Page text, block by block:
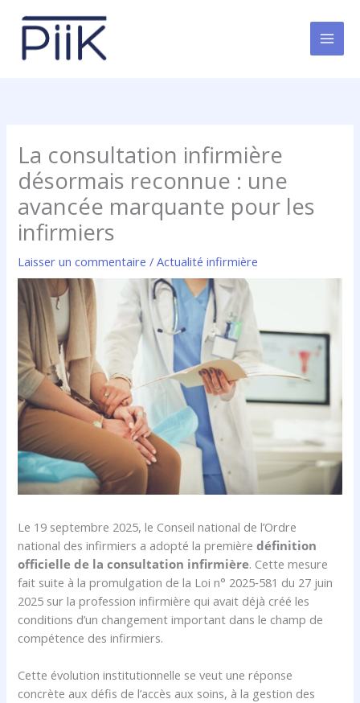
contenu
La consultation infirmière
désormais reconnue : une
avancée marquante pour les
infirmiers
Laisser un commentaire /Actualité infirmière
Le 19 septembre 2025, le Conseil national de l’Ordre
national des infirmiers a adopté la premièredéfinition
officielle de la consultation infirmière. Cette mesure
fait suite à la promulgation de la Loi n° 2025‑581 du 27 juin
2025 sur la profession infirmière qui avait déjà créé les
conditions d’un changement important dans le champ de
compétence des infirmiers.
Cette évolution institutionnelle se veut une réponse
concrète aux défis de l’accès aux soins, à la gestion des